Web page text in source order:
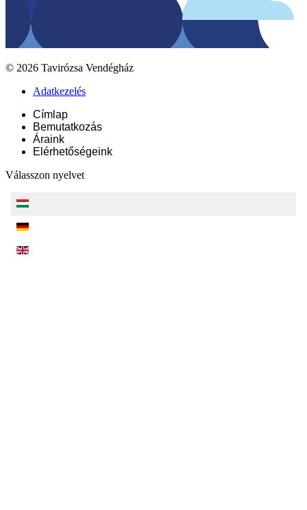
© 2026 Tavirózsa Vendégház
Adatkezelés
Címlap
Bemutatkozás
Áraink
Elérhetőségeink
Válasszon nyelvet